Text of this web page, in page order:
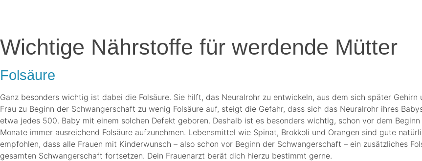
Wichtige Nährstoffe für werdende Mütter
Folsäure
Ganz besonders wichtig ist dabei die Folsäure. Sie hilft, das Neuralrohr zu entwickeln, aus dem sich später
Frau zu Beginn der Schwangerschaft zu wenig Folsäure auf, steigt die Gefahr, dass sich das Neuralrohr ihres
etwa jedes 500. Baby mit einem solchen Defekt geboren. Deshalb ist es besonders wichtig, schon vor dem
Monate immer ausreichend Folsäure aufzunehmen. Lebensmittel wie Spinat, Brokkoli und Orangen sind gute
empfohlen, dass alle Frauen mit Kinderwunsch – also schon vor Beginn der Schwangerschaft – ein zusätzliches
gesamten Schwangerschaft fortsetzen. Dein Frauenarzt berät dich hierzu bestimmt gerne.